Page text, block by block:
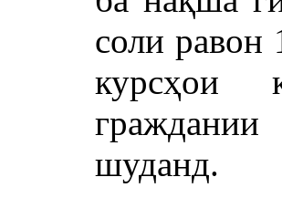
соли равон
курсҳои
граждании
шуданд.